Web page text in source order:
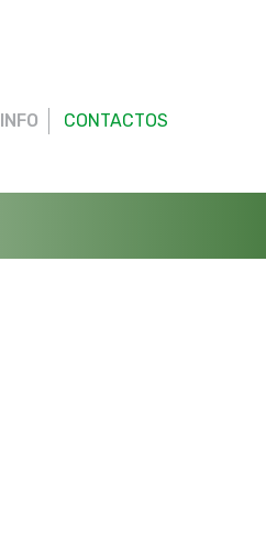
INFO CONTACTOS